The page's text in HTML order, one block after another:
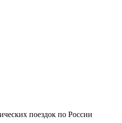
поездок по России